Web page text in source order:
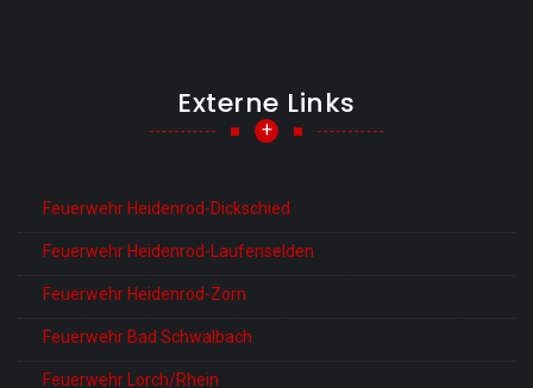
Externe Links
+
Feuerwehr Heidenrod-Dickschied
Feuerwehr Heidenrod-Laufenselden
Feuerwehr Heidenrod-Zorn
Feuerwehr Bad Schwalbach
Feuerwehr Lorch/Rhein